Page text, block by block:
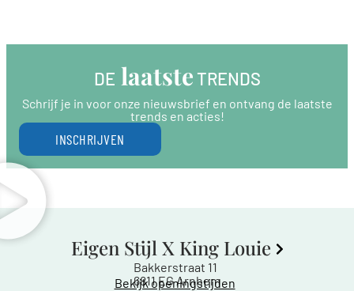
DE laatste TRENDS
Schrijf je in voor onze nieuwsbrief en ontvang de laatste
trends en acties!
INSCHRIJVEN
Eigen Stijl X King Louie
Bakkerstraat 11
6811 EG Arnhem
Bekijk openingstijden